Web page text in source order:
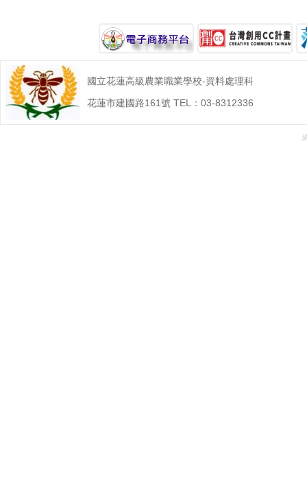
國立花蓮高級農業職業學校-資料處理科
花蓮市建國路161號 TEL：03-8312336